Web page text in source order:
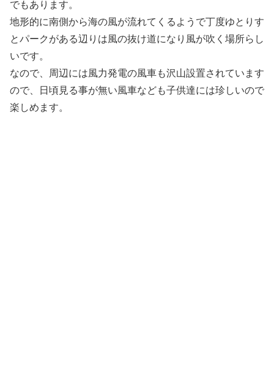
でもあります。
地形的に南側から海の風が流れてくるようで丁度ゆとりす
とパークがある辺りは風の抜け道になり風が吹く場所らし
いです。
なので、周辺には風力発電の風車も沢山設置されています
ので、日頃見る事が無い風車なども子供達には珍しいので
楽しめます。